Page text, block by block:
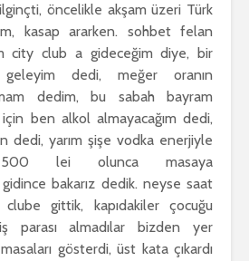
öncelikle akşam üzeri Türk
kasap ararken. sohbet felan
city club a gideceğim diye, bir
dedi, meğer oranın
dedim, bu sabah bayram
ben alkol almayacağım dedi,
dedi, yarım şişe vodka enerjiyle
lei olunca masaya
bakarız dedik. neyse saat
gittik, kapıdakiler çocuğu
parası almadılar bizden yer
gösterdi, üst kata çıkardı